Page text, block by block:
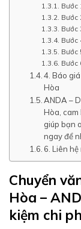
Bước
Bước
Bước
Bước
Bước
Bước
4. Báo
Hòa
ANDA –
Hòa, cam
giúp bạn
ngay để
6. Liên
Chuyển
Hòa –
kiệm chi